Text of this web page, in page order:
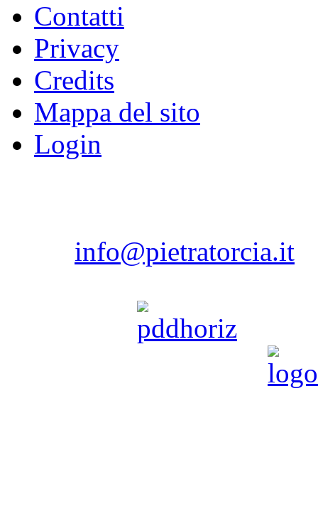
Contatti
Privacy
Credits
Mappa del sito
Login
info@pietratorcia.it